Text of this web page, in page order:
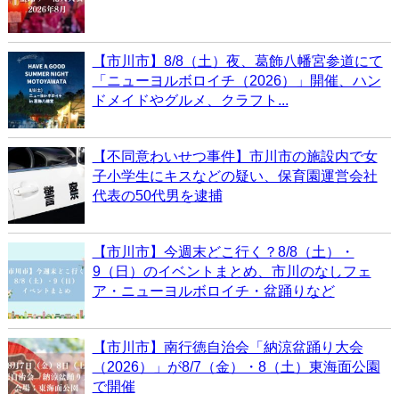
【市川市】8/8（土）夜、葛飾八幡宮参道にて
「ニューヨルボロイチ（2026）」開催、ハン
ドメイドやグルメ、クラフト...
【不同意わいせつ事件】市川市の施設内で女
子小学生にキスなどの疑い、保育園運営会社
代表の50代男を逮捕
【市川市】今週末どこ行く？8/8（土）・
9（日）のイベントまとめ、市川のなしフェ
ア・ニューヨルボロイチ・盆踊りなど
【市川市】南行徳自治会「納涼盆踊り大会
（2026）」が8/7（金）・8（土）東海面公園
で開催